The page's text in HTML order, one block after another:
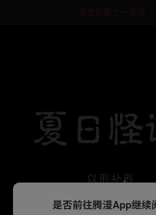
点击加载上一章节
是否前往腾漫App继续